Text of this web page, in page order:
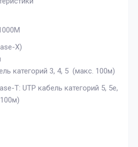
X)
категорий 3, 4, 5 (макс. 100м)
T: UTP кабель категорий 5, 5e,